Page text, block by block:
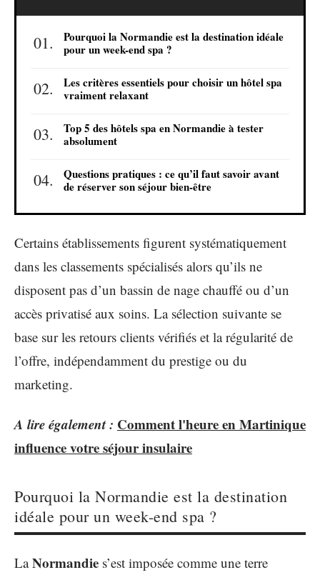
Pourquoi la Normandie est la destination idéale
pour un week-end spa ?
Les critères essentiels pour choisir un hôtel spa
vraiment relaxant
Top 5 des hôtels spa en Normandie à tester
absolument
Questions pratiques : ce qu’il faut savoir avant
de réserver son séjour bien-être
Certains établissements figurent systématiquement
dans les classements spécialisés alors qu’ils ne
disposent pas d’un bassin de nage chauffé ou d’un
accès privatisé aux soins. La sélection suivante se
base sur les retours clients vérifiés et la régularité de
l’offre, indépendamment du prestige ou du
marketing.
A lire également : Comment l'heure en Martinique
influence votre séjour insulaire
Pourquoi la Normandie est la destination
idéale pour un week-end spa ?
LaNormandie s’est imposée comme une terre